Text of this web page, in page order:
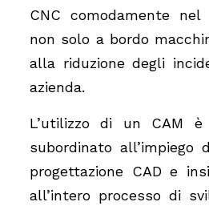
CNC comodamente
non solo a bordo
alla riduzione degli
azienda.
L’utilizzo di un CAM
subordinato
progettazione CAD e
all’intero processo di